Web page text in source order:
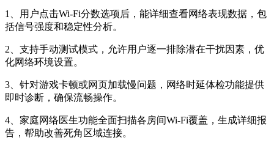
1、用户点击Wi-Fi分数选项后，能详细查看网络表现数据，包
括信号强度和稳定性分析。
2、支持手动测试模式，允许用户逐一排除潜在干扰因素，优
化网络环境设置。
3、针对游戏卡顿或网页加载慢问题，网络时延体检功能提供
即时诊断，确保流畅操作。
4、家庭网络医生功能全面扫描各房间Wi-Fi覆盖，生成详细报
告，帮助改善死角区域连接。